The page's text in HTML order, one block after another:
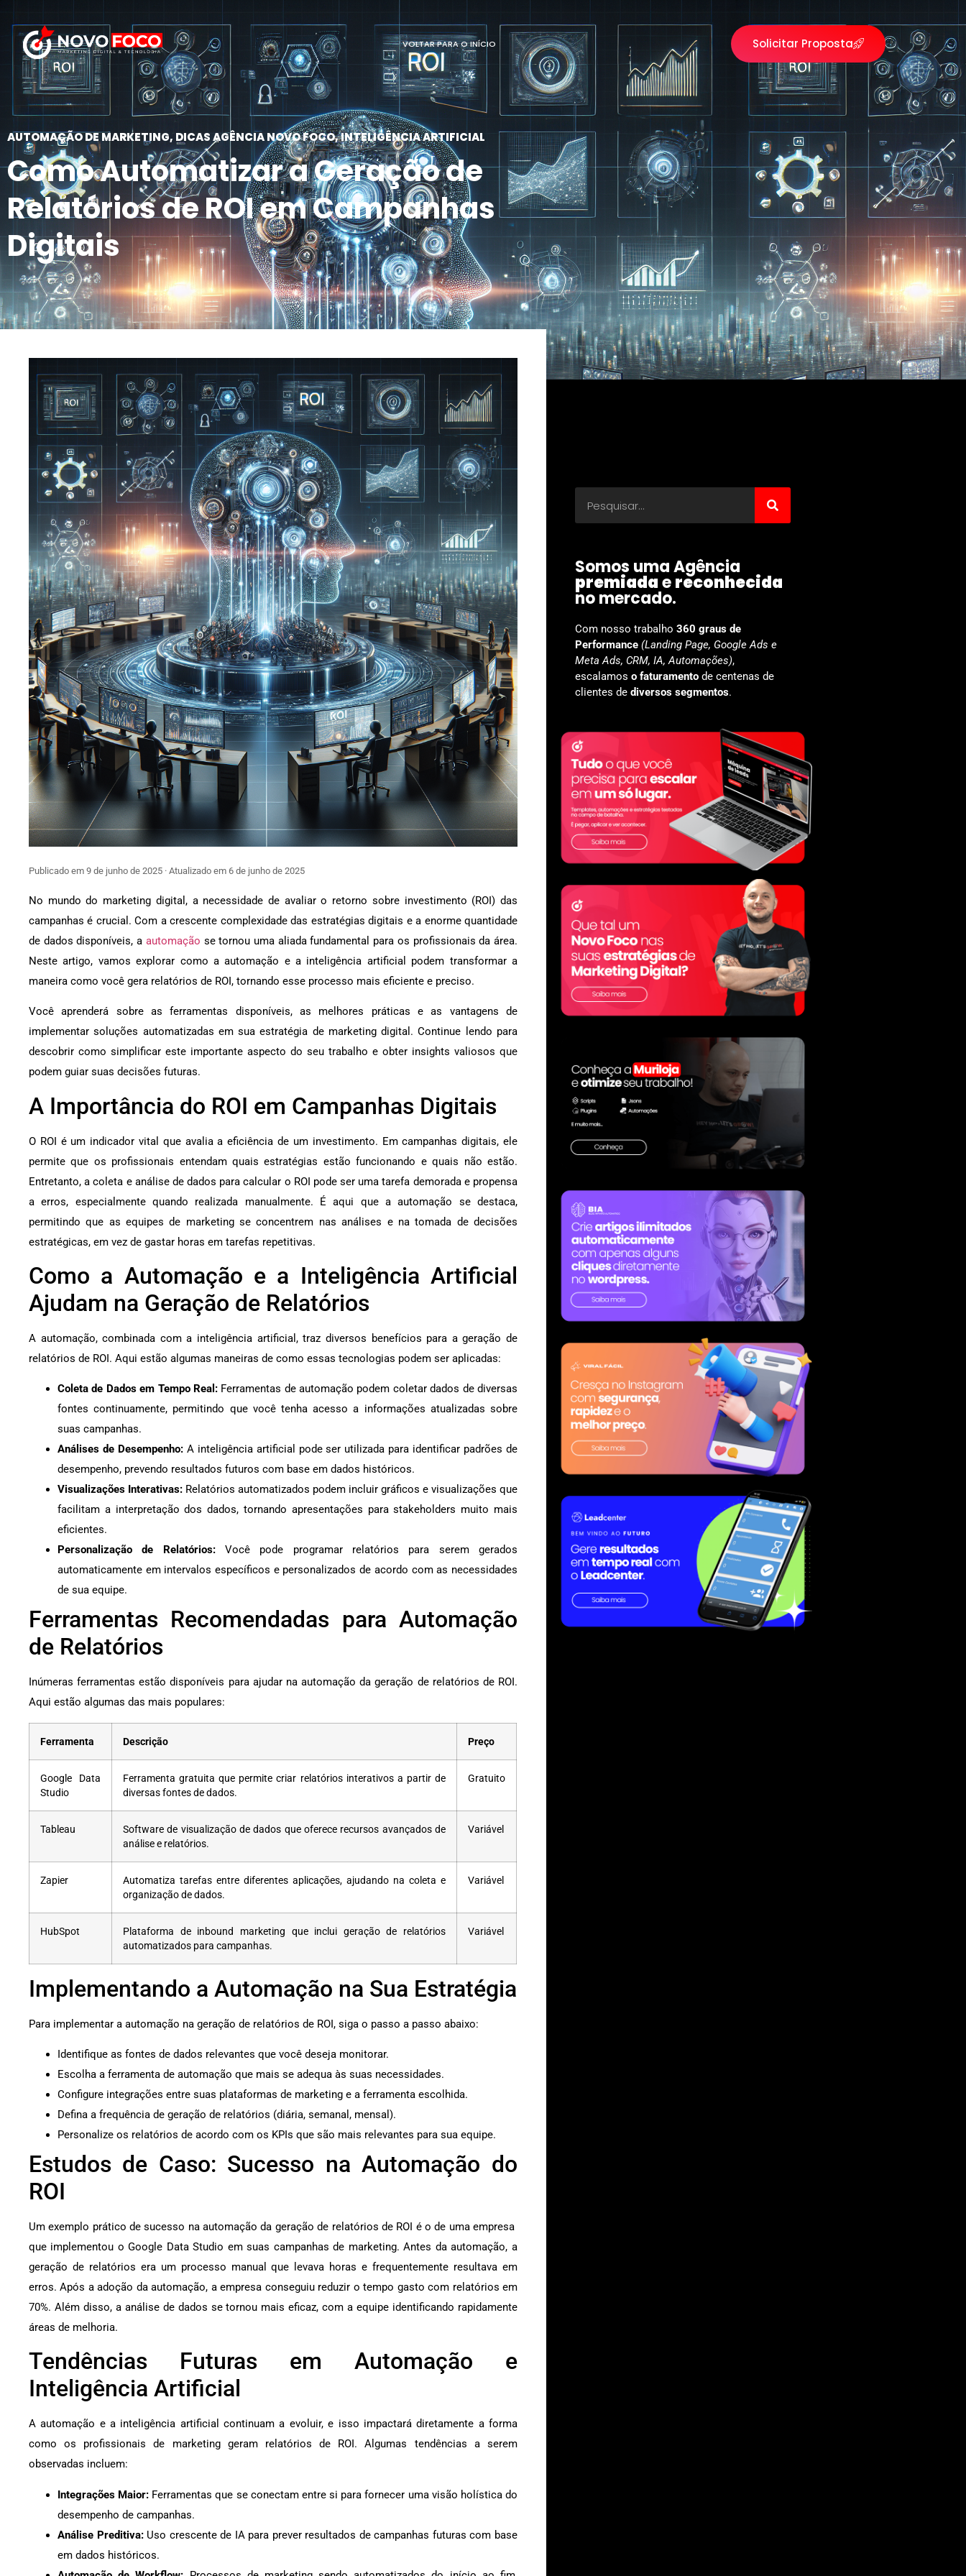
VOLTAR PARA O INÍCIO Solicitar Proposta
AUTOMAÇÃO DE MARKETING, DICAS AGÊNCIA NOVO FOCO,INTELIGÊNCIA ARTIFICIAL
Como Automatizar a Geração de
Relatórios de ROI em Campanhas
Digitais
Publicado em 9 de junho de 2025 · Atualizado em 6 de junho de 2025
No mundo do marketing digital, a necessidade de avaliar o retorno sobre investimento (ROI) das
campanhas é crucial. Com a crescente complexidade das estratégias digitais e a enorme quantidade
de dados disponíveis, a automação se tornou uma aliada fundamental para os profissionais da área.
Neste artigo, vamos explorar como a automação e a inteligência artificial podem transformar a
maneira como você gera relatórios de ROI, tornando esse processo mais eficiente e preciso.
Você aprenderá sobre as ferramentas disponíveis, as melhores práticas e as vantagens de
implementar soluções automatizadas em sua estratégia de marketing digital. Continue lendo para
descobrir como simplificar este importante aspecto do seu trabalho e obter insights valiosos que
podem guiar suas decisões futuras.
A Importância do ROI em Campanhas Digitais
O ROI é um indicador vital que avalia a eficiência de um investimento. Em campanhas digitais, ele
permite que os profissionais entendam quais estratégias estão funcionando e quais não estão.
Entretanto, a coleta e análise de dados para calcular o ROI pode ser uma tarefa demorada e propensa
a erros, especialmente quando realizada manualmente. É aqui que a automação se destaca,
permitindo que as equipes de marketing se concentrem nas análises e na tomada de decisões
estratégicas, em vez de gastar horas em tarefas repetitivas.
Como a Automação e a Inteligência Artificial
Ajudam na Geração de Relatórios
A automação, combinada com a inteligência artificial, traz diversos benefícios para a geração de
relatórios de ROI. Aqui estão algumas maneiras de como essas tecnologias podem ser aplicadas:
Coleta de Dados em Tempo Real:Ferramentas de automação podem coletar dados de diversas
fontes continuamente, permitindo que você tenha acesso a informações atualizadas sobre
suas campanhas.
Análises de Desempenho:A inteligência artificial pode ser utilizada para identificar padrões de
desempenho, prevendo resultados futuros com base em dados históricos.
Visualizações Interativas: Relatórios automatizados podem incluir gráficos e visualizações que
facilitam a interpretação dos dados, tornando apresentações para stakeholders muito mais
eficientes.
Personalização de Relatórios:Você pode programar relatórios para serem gerados
automaticamente em intervalos específicos e personalizados de acordo com as necessidades
de sua equipe.
Ferramentas Recomendadas para Automação
de Relatórios
Inúmeras ferramentas estão disponíveis para ajudar na automação da geração de relatórios de ROI.
Aqui estão algumas das mais populares:
Ferramenta Descrição Preço
Google Data
Studio
Ferramenta gratuita que permite criar relatórios interativos a partir de
diversas fontes de dados.
Gratuito
Tableau
Software de visualização de dados que oferece recursos avançados de
análise e relatórios.
Variável
Zapier
Automatiza tarefas entre diferentes aplicações, ajudando na coleta e
organização de dados.
Variável
HubSpot
Plataforma de inbound marketing que inclui geração de relatórios
automatizados para campanhas.
Variável
Implementando a Automação na Sua Estratégia
Para implementar a automação na geração de relatórios de ROI, siga o passo a passo abaixo:
Identifique as fontes de dados relevantes que você deseja monitorar.
Escolha a ferramenta de automação que mais se adequa às suas necessidades.
Configure integrações entre suas plataformas de marketing e a ferramenta escolhida.
Defina a frequência de geração de relatórios (diária, semanal, mensal).
Personalize os relatórios de acordo com os KPIs que são mais relevantes para sua equipe.
Estudos de Caso: Sucesso na Automação do
ROI
Um exemplo prático de sucesso na automação da geração de relatórios de ROI é o de uma empresa
que implementou o Google Data Studio em suas campanhas de marketing. Antes da automação, a
geração de relatórios era um processo manual que levava horas e frequentemente resultava em
erros. Após a adoção da automação, a empresa conseguiu reduzir o tempo gasto com relatórios em
70%. Além disso, a análise de dados se tornou mais eficaz, com a equipe identificando rapidamente
áreas de melhoria.
Tendências Futuras em Automação e
Inteligência Artificial
A automação e a inteligência artificial continuam a evoluir, e isso impactará diretamente a forma
como os profissionais de marketing geram relatórios de ROI. Algumas tendências a serem
observadas incluem:
Integrações Maior: Ferramentas que se conectam entre si para fornecer uma visão holística do
desempenho de campanhas.
Análise Preditiva:Uso crescente de IA para prever resultados de campanhas futuras com base
em dados históricos.
Somos uma Agência
premiadaereconhecida
no mercado.
Com nosso trabalho 360 graus de
Performance (Landing Page, Google Ads e
Meta Ads, CRM, IA, Automações),
escalamos o faturamentode centenas de
clientes de diversos segmentos.